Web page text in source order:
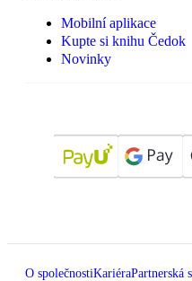
Mobilní aplikace
Kupte si knihu Čedok
Novinky
O společnostiKariéraPartnerská